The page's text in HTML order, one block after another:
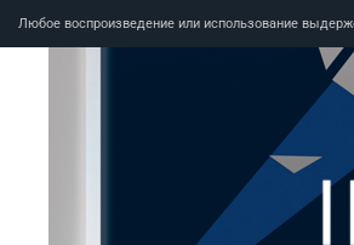
Любое воспроизведение или использование